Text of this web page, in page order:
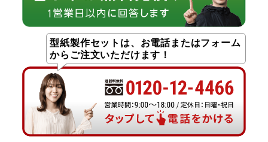
型紙製作セットは、お電話またはフォーム
からご注文いただけます！